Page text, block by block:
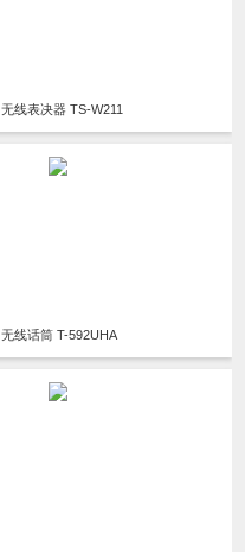
无线表决器 TS-W211
无线话筒 T-592UHA